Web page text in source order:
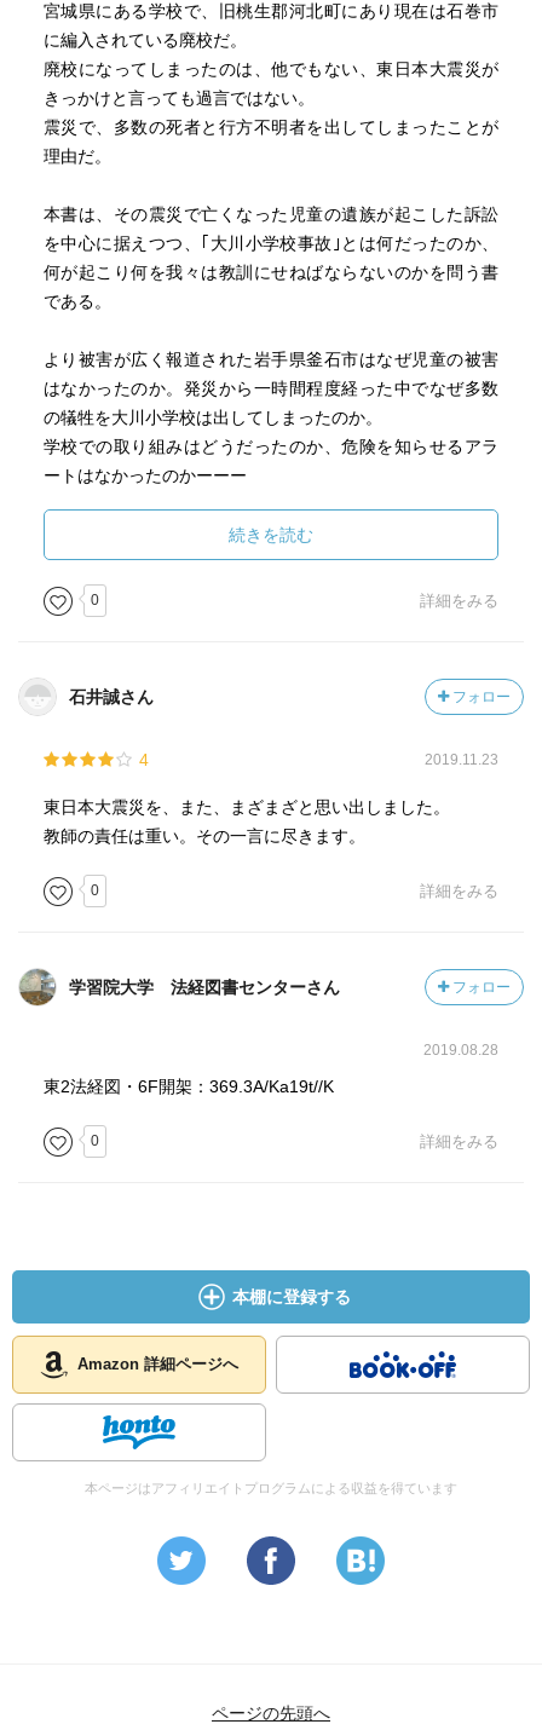
宮城県にある学校で、旧桃生郡河北町にあり現在は石巻市
に編入されている廃校だ。
廃校になってしまったのは、他でもない、東日本大震災が
きっかけと言っても過言ではない。
震災で、多数の死者と行方不明者を出してしまったことが
理由だ。
本書は、その震災で亡くなった児童の遺族が起こした訴訟
を中心に据えつつ、｢大川小学校事故｣とは何だったのか、
何が起こり何を我々は教訓にせねばならないのかを問う書
である。
より被害が広く報道された岩手県釜石市はなぜ児童の被害
はなかったのか。発災から一時間程度経った中でなぜ多数
の犠牲を大川小学校は出してしまったのか。
学校での取り組みはどうだったのか、危険を知らせるアラ
ートはなかったのかーーー
たくさんの｢なぜ｣｢もし｣がこの本を読むと、よぎる。
自分が児童だったら？
自分が保護者だったら？
そして自分が現地の教諭だったら？
現地に赴いて実際にその学校の姿を見たとき、説明を受け
ながら絶句した。
襲ったであろうその姿は、ただただつばをのむばかりだっ
た。
いか。
正義感しかそれを担保できないということを知らされるよ
この場で学校行政への文句を申し述べることではない。し
考えられるだろうか？
いろいろな方面に思いを馳せながら、そして現地に赴いて
あのとき何が起こったのか、子供に関係のある多くの人に
続きを読む
0 詳細をみる
石井誠さん フォロー
4 2019.11.23
東日本大震災を、また、まざまざと思い出しました。
教師の責任は重い。その一言に尽きます。
0 詳細をみる
学習院大学 法経図書センターさん フォロー
2019.08.28
東2法経図・6F開架：369.3A/Ka19t//K
0 詳細をみる
本棚に登録する
Amazon 詳細ページへ
本ページはアフィリエイトプログラムによる収益を得ています
ページの先頭へ